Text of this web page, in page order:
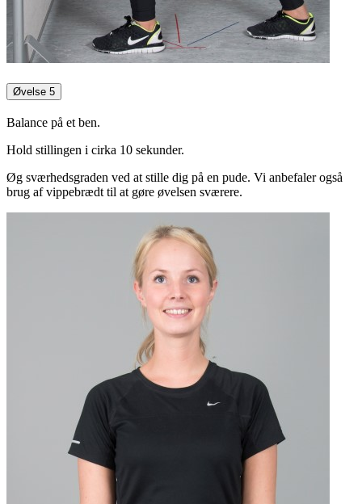
Øvelse 5
Balance på et ben.
Hold stillingen i cirka 10 sekunder.
Øg sværhedsgraden ved at stille dig på en pude. Vi anbefaler også
brug af vippebrædt til at gøre øvelsen sværere.